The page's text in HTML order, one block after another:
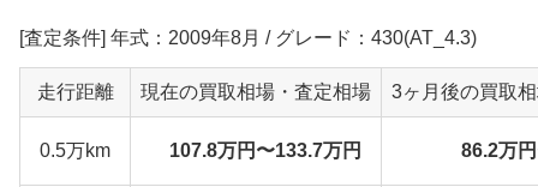
[査定条件] 年式：2009年8月 / グレード：430(AT_4.3)
走行距離 現在の買取相場・査定相場 3ヶ月後の買取
0.5万km 107.8万円〜133.7万円 86.2万